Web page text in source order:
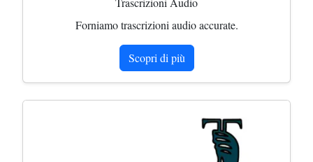
Forniamo trascrizioni audio accurate.
Scopri di più